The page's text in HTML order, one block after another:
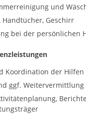
und
Handtücher, Geschirr
bei der persönlichen
Koordination der Hilfen
ggf. Weitervermittlung